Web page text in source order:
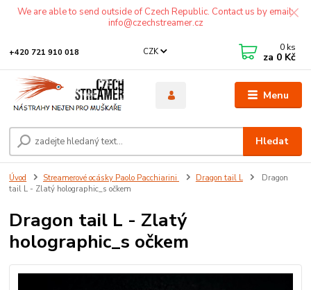
We are able to send outside of Czech Republic. Contact us by email:
info@czechstreamer.cz
Menu
CZK
Hledat
+420 721 910 018 0 ks
za 0 Kč
Úvod Streamerové ocásky Paolo Pacchiarini Dragon tail L
Dragon
tail L - Zlatý holographic_s očkem
Dragon tail L - Zlatý
holographic_s očkem